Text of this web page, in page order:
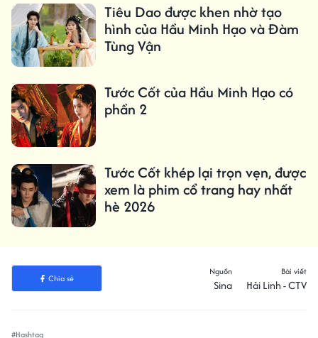
Tiêu Dao được khen nhờ tạo
hình của Hầu Minh Hạo và Đàm
Tùng Vận
Tước Cốt của Hầu Minh Hạo có
phần 2
Tước Cốt khép lại trọn vẹn, được
xem là phim cổ trang hay nhất
hè 2026
Chia sẻ
Nguồn
Sina
Bài viết
Hải Linh - CTV
#Hashtag